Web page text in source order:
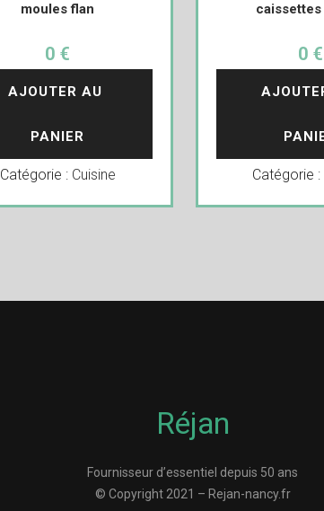
moules flan
0 €
AJOUTER AU
PANIER
Catégorie : Cuisine
0 €
Catégorie :
Réjan
Fournisseur d’essentiel depuis 50 ans
© Copyright 2021 – Rejan-nancy.fr